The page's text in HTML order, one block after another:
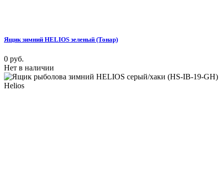
Ящик зимний HELIOS зеленый (Тонар)
0 руб.
Нет в наличии